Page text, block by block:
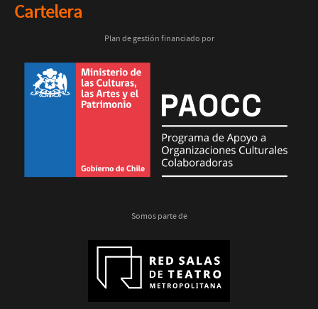
Cartelera
Plan de gestión financiado por
Somos parte de